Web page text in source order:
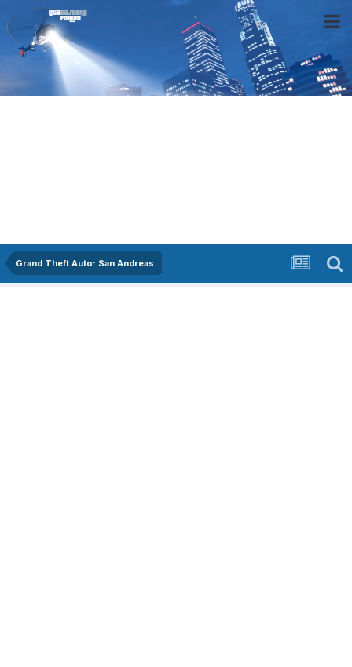
Grand Theft Auto: San Andreas